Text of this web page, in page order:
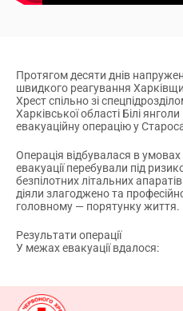
Протягом десяти днів
швидкого реагування
Хрест спільно зі
Харківської області Білі
евакуаційну операцію у
Операція відбувалася в
евакуації перебували під
безпілотних літальних
діяли злагоджено та
головному — порятунку життя.
Результати операції
У межах евакуації вдалося: